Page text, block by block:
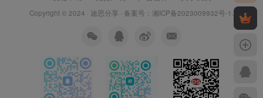
Copyright © 2024 · 迪思分享 · 备案号： 湘ICP备2023009932号-1